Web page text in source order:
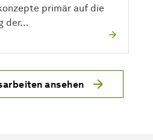
primär auf die
der…
ansehen